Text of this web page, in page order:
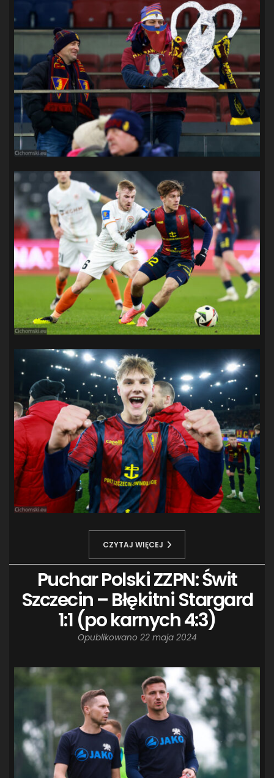
CZYTAJ WIĘCEJ
Puchar Polski ZZPN: Świt
Szczecin – Błękitni Stargard
1:1 (po karnych 4:3)
Opublikowano 22 maja 2024